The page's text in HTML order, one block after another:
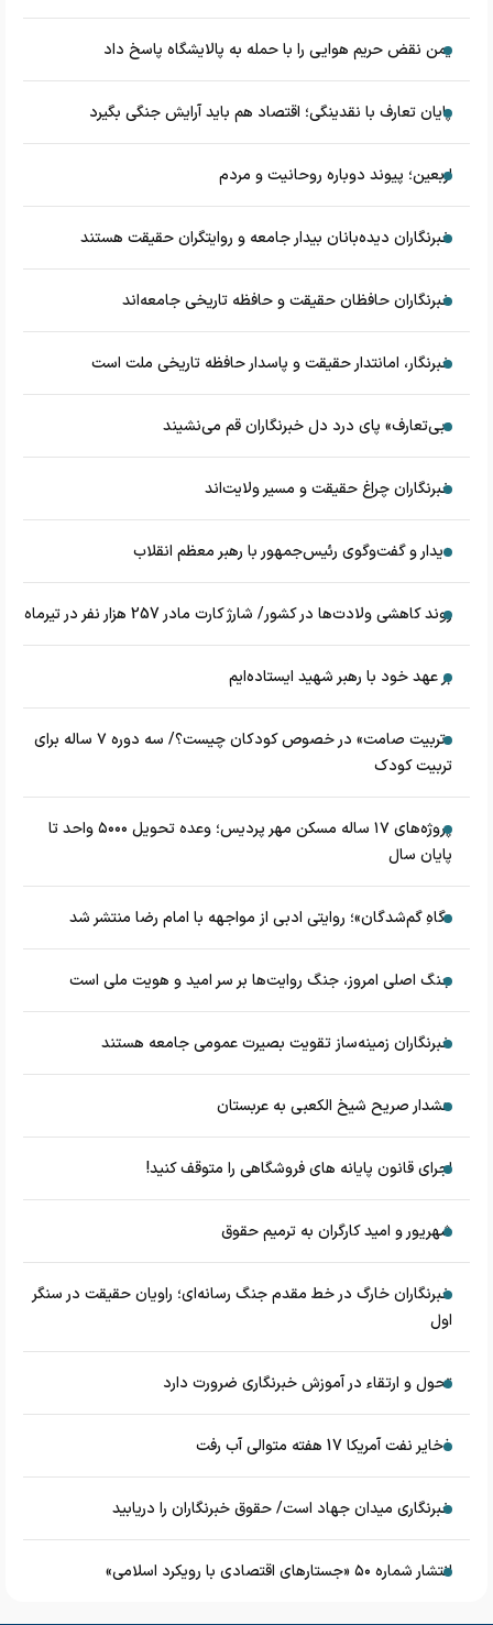
یمن نقض حریم هوایی را با حمله به پالایشگاه پاسخ داد
پایان تعارف با نقدینگی؛ اقتصاد هم باید آرایش جنگی بگیرد
اربعین؛ پیوند دوباره روحانیت و مردم
خبرنگاران دیده‌بانان بیدار جامعه و روایتگران حقیقت هستند
خبرنگاران حافظان حقیقت و حافظه تاریخی جامعه‌اند
خبرنگار، امانتدار حقیقت و پاسدار حافظه تاریخی ملت است
«بی‌تعارف» پای درد دل خبرنگاران قم می‌نشیند
خبرنگاران چراغ حقیقت و مسیر ولایت‌اند
دیدار و گفت‌وگوی رئیس‌جمهور با رهبر معظم انقلاب
روند کاهشی ولادت‌ها در کشور/ شارژ کارت مادر 257 هزار نفر در تیرماه
بر عهد خود با رهبر شهید ایستاده‌ایم
«تربیت صامت» در خصوص کودکان چیست؟/ سه دوره ۷ ساله برای
تربیت کودک
پروژه‌های ۱۷ ساله مسکن مهر پردیس؛ وعده تحویل ۵۰۰۰ واحد تا
پایان سال
«گاهِ گم‌شدگان»؛ روایتی ادبی از مواجهه با امام رضا منتشر شد
جنگ اصلی امروز، جنگ روایت‌ها بر سر امید و هویت ملی است
خبرنگاران زمینه‌ساز تقویت بصیرت عمومی جامعه هستند
هشدار صریح شیخ الکعبی به عربستان
اجرای قانون پایانه های فروشگاهی را متوقف کنید!
شهریور و امید کارگران به ترمیم حقوق
خبرنگاران خارگ در خط مقدم جنگ رسانه‌ای؛ راویان حقیقت در سنگر
اول
تحول و ارتقاء در آموزش خبرنگاری ضرورت دارد
ذخایر نفت آمریکا 17 هفته متوالی آب رفت
خبرنگاری میدان جهاد است/ حقوق خبرنگاران را دریابید
انتشار شماره ۵۰ «جستارهای اقتصادی با رویکرد اسلامی»